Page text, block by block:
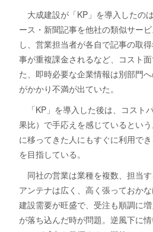
大成建設が「KP」を導入したの
ース・新聞記事を他社の類似サー
し、営業担当者が各自で記事の取
事が重複課金されるなど、コスト
た、即時必要な企業情報は別部門
がかかり不満が出ていた。
「KP」を導入した後は、コスト
果比）で手応えを感じているとい
に移ってきた人にもすぐに利用で
を目指している。
同社の営業は業種を複数、担当
アンテナは広く、高く張っておか
建設需要が旺盛で、受注も順調に
が落ち込んだ時が問題。逆風下に